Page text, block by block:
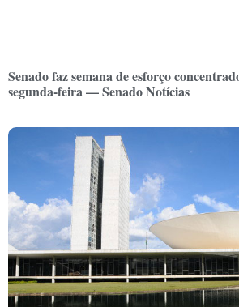
Senado faz semana de esforço
segunda-feira — Senado Notícias